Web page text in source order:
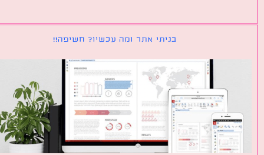
בניתי אתר ומה עכשיו? חשיפה!!